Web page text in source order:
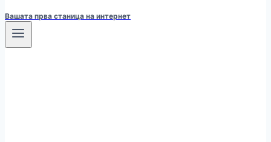
Вашата прва станица на интернет